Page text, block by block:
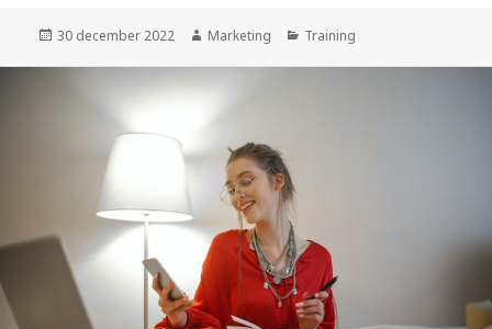
Geplaatst
30 december 2022 Auteur
Marketing Categorieën
Training